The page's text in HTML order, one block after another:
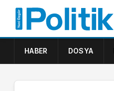
HABER DOSYA